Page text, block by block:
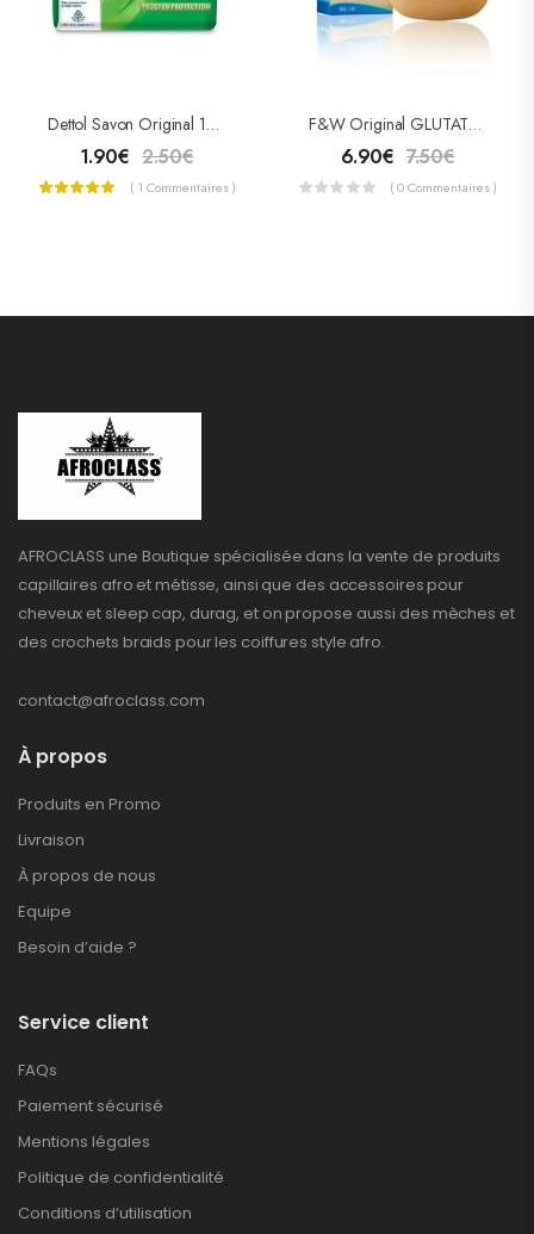
Dettol Savon Original 100g
1.90€ 2.50€
( 1 Commentaires )
F&W Original GLUTATHION Savon Exfoliant Extra
6.90€ 7.50€
( 0 Commentaires )
AFROCLASS une Boutique spécialisée dans la vente de produits
capillaires afro et métisse, ainsi que des accessoires pour
cheveux et sleep cap, durag, et on propose aussi des mèches et
des crochets braids pour les coiffures style afro.
contact@afroclass.com
À propos
Produits en Promo
Livraison
À propos de nous
Equipe
Besoin d’aide ?
Service client
FAQs
Paiement sécurisé
Mentions légales
Politique de confidentialité
Conditions d’utilisation